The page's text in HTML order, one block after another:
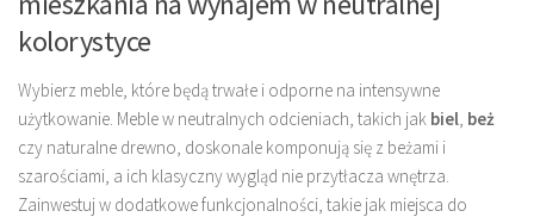
kolorystyce
Wybierz meble, które będą trwałe i odporne na intensywne
użytkowanie. Meble w neutralnych odcieniach, takich jak biel beż
czy naturalne drewno, doskonale komponują się z beżami i
szarościami, a ich klasyczny wygląd nie przytłacza wnętrza.
Zainwestuj w dodatkowe funkcjonalności, takie jak miejsca do